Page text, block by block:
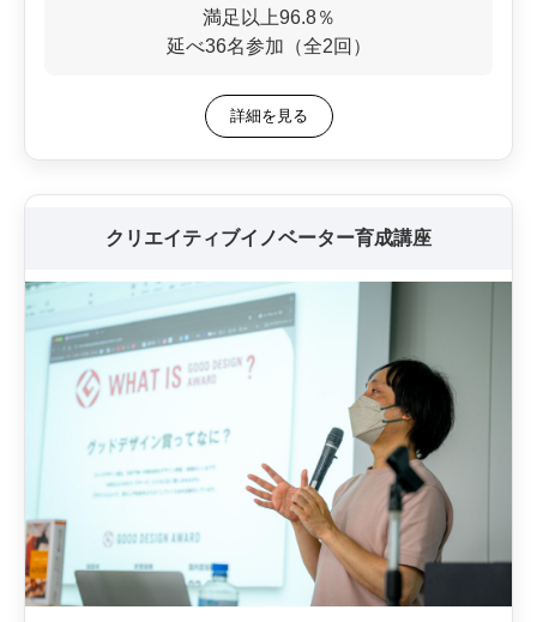
満足以上96.8％
延べ36名参加（全2回）
詳細を見る
クリエイティブイノベーター育成講座